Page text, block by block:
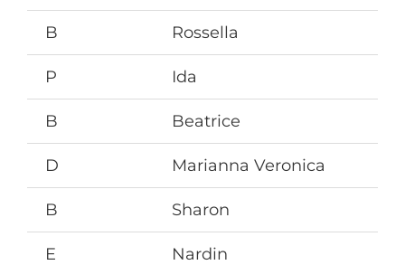
B Rossella
P Ida
B Beatrice
D Marianna Veronica
B Sharon
E Nardin